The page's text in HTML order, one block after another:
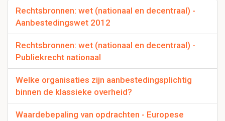
Rechtsbronnen: wet (nationaal en decentraal) -
Aanbestedingswet 2012
Rechtsbronnen: wet (nationaal en decentraal) -
Publiekrecht nationaal
Welke organisaties zijn aanbestedingsplichtig
binnen de klassieke overheid?
Waardebepaling van opdrachten - Europese